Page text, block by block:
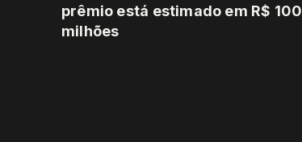
prêmio está estimado em R$ 100
milhões